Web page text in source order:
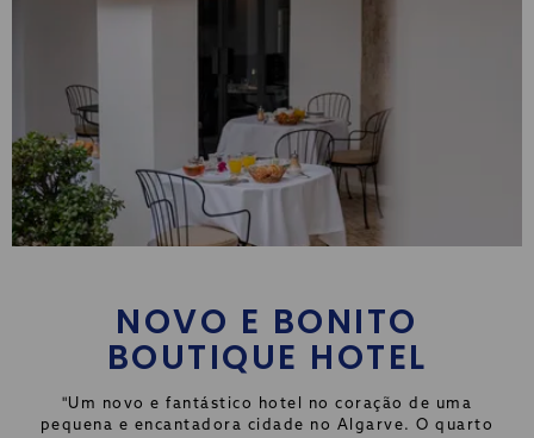
NOVO E BONITO
BOUTIQUE HOTEL
"Um novo e fantástico hotel no coração de uma
pequena e encantadora cidade no Algarve. O quarto